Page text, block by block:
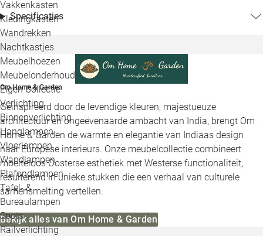
Vakkenkasten
Kledingkasten
Wandrekken
Nachtkastjes
Meubelhoezen
Meubelonderhoud
Eigen Collectie
Verlichting
Binnenverlichting
Hanglampen
Vloerlampen
Wandlampen
Plafondlampen
Tafel- &
Bureaulampen
Spots
Railverlichting
Specificaties
Om Home & Garden
Geïnspireerd door de levendige kleuren, majestueuze
architectuur en ongeëvenaarde ambacht van India, brengt Om
Home & Garden de warmte en elegantie van Indiaas design
naar Europese interieurs. Onze meubelcollectie combineert
moeiteloos Oosterse esthetiek met Westerse functionaliteit,
resulterend in unieke stukken die een verhaal van culturele
samensmelting vertellen.
Bekijk alles van Om Home & Garden